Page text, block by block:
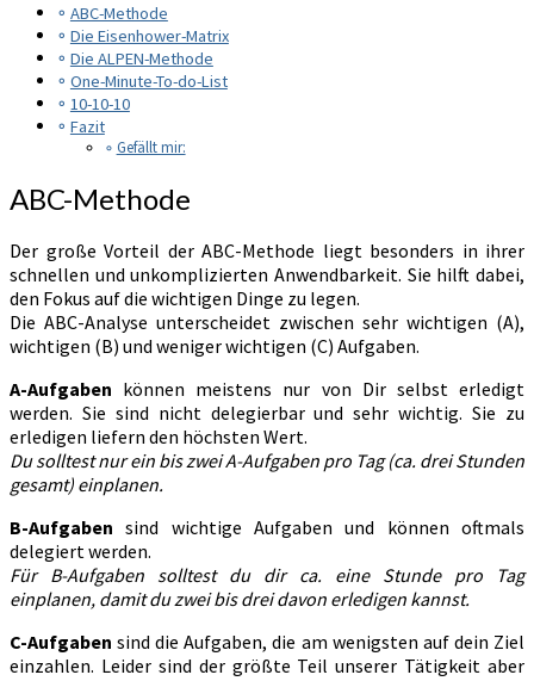
ABC-Methode
Die Eisenhower-Matrix
Die ALPEN-Methode
One-Minute-To-do-List
10-10-10
Fazit
Gefällt mir:
ABC-Methode
Der große Vorteil der ABC-Methode liegt besonders in ihrer
schnellen und unkomplizierten Anwendbarkeit. Sie hilft dabei,
den Fokus auf die wichtigen Dinge zu legen.
Die ABC-Analyse unterscheidet zwischen sehr wichtigen (A),
wichtigen (B) und weniger wichtigen (C) Aufgaben.
A-Aufgaben können meistens nur von Dir selbst erledigt
werden. Sie sind nicht delegierbar und sehr wichtig. Sie zu
erledigen liefern den höchsten Wert.
Du solltest nur ein bis zwei A-Aufgaben pro Tag (ca. drei Stunden
gesamt) einplanen.
B-Aufgaben sind wichtige Aufgaben und können oftmals
delegiert werden.
Für B-Aufgaben solltest du dir ca. eine Stunde pro Tag
einplanen, damit du zwei bis drei davon erledigen kannst.
C-Aufgaben sind die Aufgaben, die am wenigsten auf dein Ziel
einzahlen. Leider sind der größte Teil unserer Tätigkeit aber